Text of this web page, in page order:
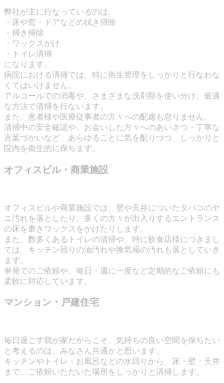
弊社が主に行なっているのは、
・床や窓・ドアなどの拭き掃除
・掃き掃除
・ワックスがけ
・トイレ清掃
になります。
病院における清掃では、特に衛生管理をしっかりと行なわな
くてはいけません。
アルコールでの消毒や、さまざまな洗剤類を使い分け、最適
な方法で清掃を行ないます。
また、患者様や医療従事者の方々への配慮も怠りません。
清掃中の安全確認や、お会いした方々へのあいさつ・丁寧な
言葉づかいなど、あらゆることに気を配りつつ、しっかりと
院内を衛生的に保ちます。
オフィスビル・商業施設
オフィスビルや商業施設では、壁や天井についたタバコのヤ
ニ汚れを落としたり、多くの方々が出入りするエントランス
の床を磨きワックスをかけたりします。
また、数多くあるトイレの清掃や、特に飲食店様につきまし
ては、キッチン回りの油汚れや換気扇の汚れも落としていき
ます。
単発でのご依頼や、毎日・週に一度など定期的なご依頼にも
柔軟に対応しています。
マンション・戸建住宅
毎日過ごす我が家だからこそ、気持ちの良い空間を保ちたい
と考えるのは、みなさん共通かと思います。
キッチンやトイレ・お風呂などの水回りから、床・壁・天井
まで、ご依頼いただいた場所をしっかりと清掃します。